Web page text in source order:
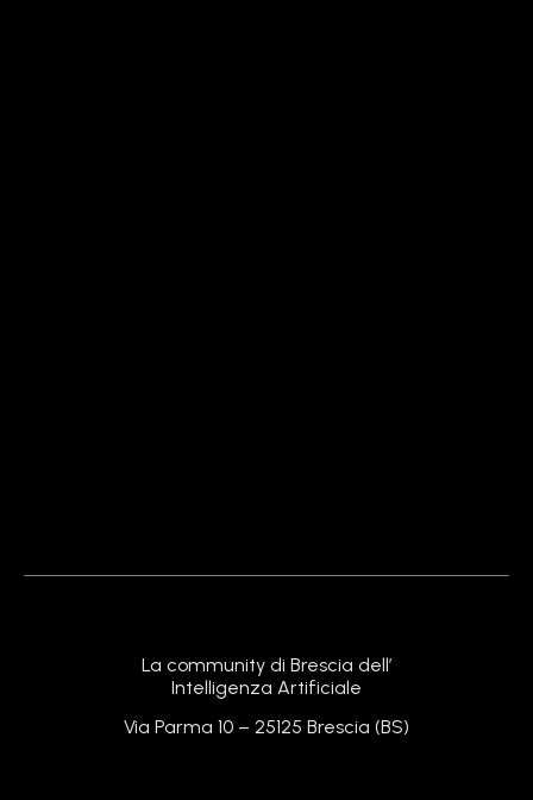
Perchance AI: Tutto Quello che Devi Sapere sul